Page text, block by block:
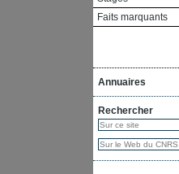
Faits marquants
Annuaires
Rechercher